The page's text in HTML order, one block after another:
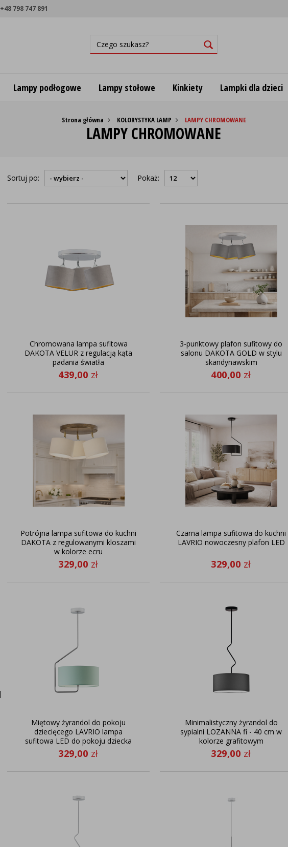
+48 798 747 891
Lampy podłogowe Lampy stołowe Kinkiety Lampki dla dzieci
Strona główna KOLORYSTYKA LAMP LAMPY CHROMOWANE
LAMPY CHROMOWANE
Sortuj po: Pokaż:
Chromowana lampa sufitowa
DAKOTA VELUR z regulacją kąta
padania światła
439,00 zł
3-punktowy plafon sufitowy do
salonu DAKOTA GOLD w stylu
skandynawskim
400,00 zł
Potrójna lampa sufitowa do kuchni
DAKOTA z regulowanymi kloszami
w kolorze ecru
329,00 zł
Czarna lampa sufitowa do kuchni
LAVRIO nowoczesny plafon LED
329,00 zł
Miętowy żyrandol do pokoju
dziecięcego LAVRIO lampa
sufitowa LED do pokoju dziecka
329,00 zł
Minimalistyczny żyrandol do
sypialni LOZANNA fi - 40 cm w
kolorze grafitowym
329,00 zł